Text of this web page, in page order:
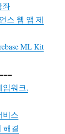
좌
스 웹 앱 제
ML Kit
임워크,
비스
해결